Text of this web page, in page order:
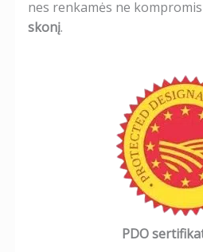
nes renkamės ne
skonį.
PDO